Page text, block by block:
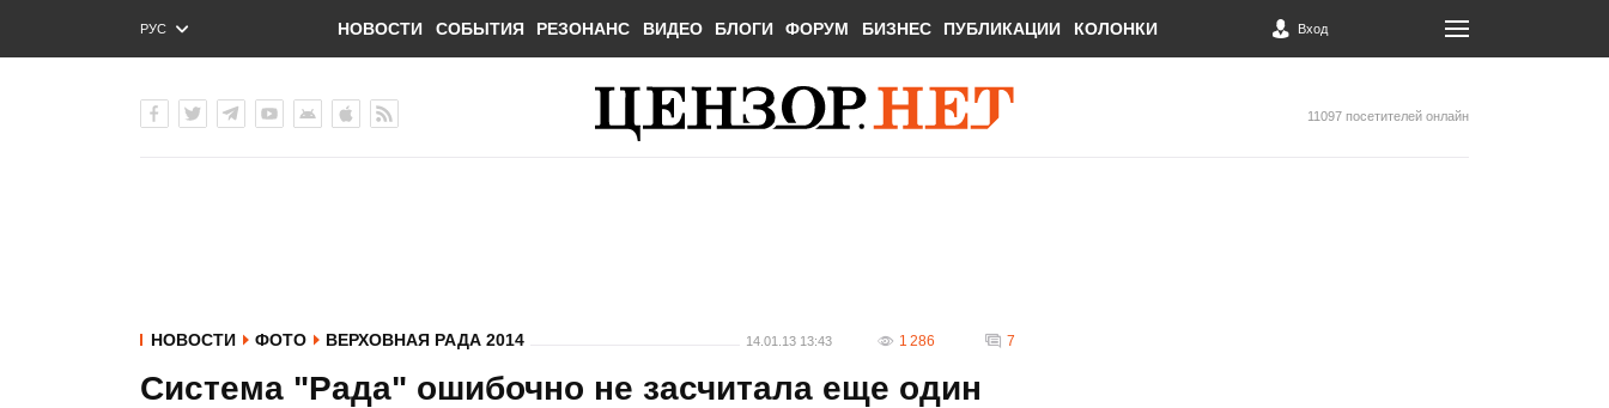
РУС
ENG
НОВОСТИ СОБЫТИЯ РЕЗОНАНС ВИДЕО БЛОГИ ФОРУМ БИЗНЕС ПУБЛИКАЦИИ КОЛОНКИ Вход
11097 посетителей онлайн
НОВОСТИ ФОТО ВЕРХОВНАЯ РАДА 2014 14.01.13 13:43 1 286 7
Система "Рада" ошибочно не засчитала еще один